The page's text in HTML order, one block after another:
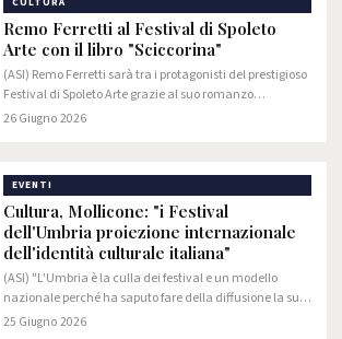
Remo Ferretti al Festival di Spoleto
Arte con il libro "Sciccorina"
(ASI) Remo Ferretti sarà tra i protagonisti del prestigioso
Festival di Spoleto Arte grazie al suo romanzo
Sciccorina. L'autore ha ricevuto una menzione speciale
26 Giugno 2026
EVENTI
Cultura, Mollicone: "i Festival
dell'Umbria proiezione internazionale
dell'identità culturale italiana"
(ASI) "L'Umbria è la culla dei festival e un modello
nazionale perché ha saputo fare della diffusione la sua
forza: non c'è borgo o città che non esprima una
25 Giugno 2026